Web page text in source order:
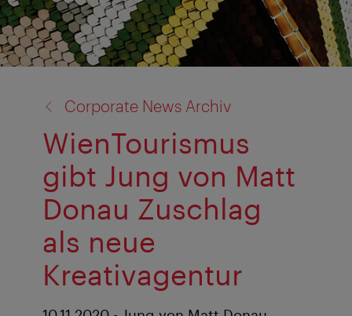
Corporate News Archiv
WienTourismus
gibt Jung von Matt
Donau Zuschlag
als neue
Kreativagentur